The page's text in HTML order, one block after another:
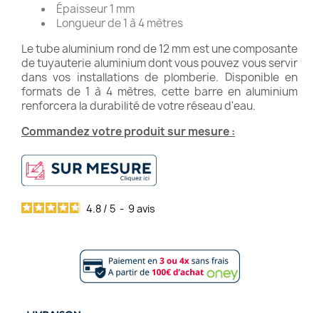
Épaisseur 1 mm
Longueur de 1 à 4 mètres
Le tube aluminium rond de 12 mm est une composante
de tuyauterie aluminium dont vous pouvez vous servir
dans vos installations de plomberie. Disponible en
formats de 1 à 4 mètres, cette barre en aluminium
renforcera la durabilité de votre réseau d'eau.
Commandez votre produit sur mesure :
4.8 / 5 - 9 avis